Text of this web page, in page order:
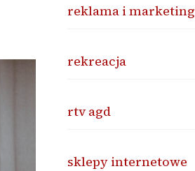
reklama i marketing
rekreacja
rtv agd
sklepy internetowe